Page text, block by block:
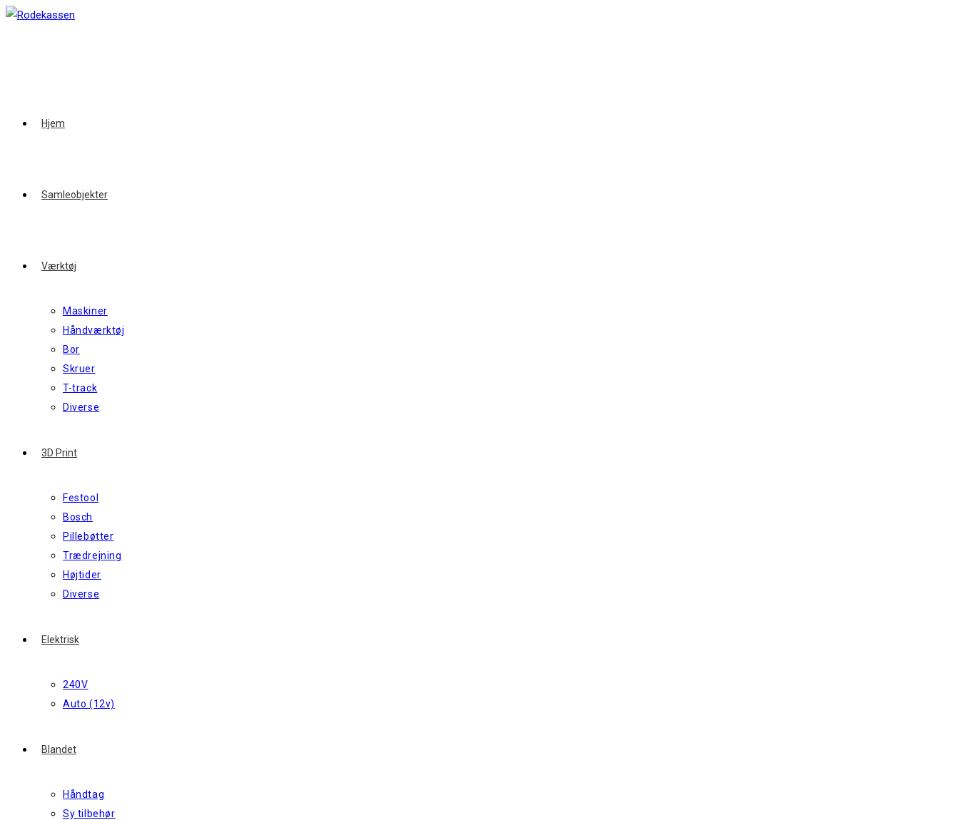
Skip
Hjem
Samleobjekter
Værktøj
Maskiner
Håndværktøj
Bor
Skruer
T-track
Diverse
3D Print
Festool
Bosch
Pillebøtter
Trædrejning
Højtider
Diverse
Elektrisk
240V
Auto (12v)
Blandet
Håndtag
Sy tilbehør